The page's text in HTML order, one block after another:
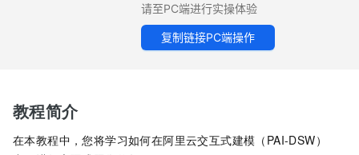
请至PC端进行实操体验
复制链接PC端操作
教程简介
在本教程中，您将学习如何在阿里云交互式建模（PAI-DSW）